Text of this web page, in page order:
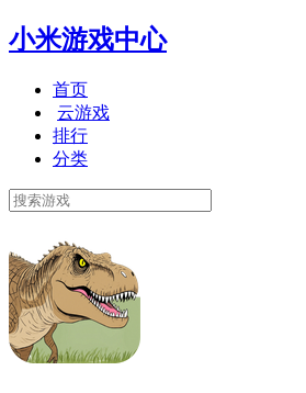
小米游戏中心
首页
云游戏
排行
分类